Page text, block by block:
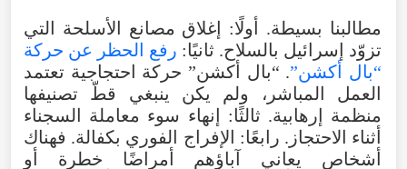
مطالبنا بسيطة. أولًا: إغلاق مصانع الأسلحة التي
تزوّد إسرائيل بالسلاح. ثانيًا: رفع الحظر عن حركة
“بال أكشن”. “بال أكشن” حركة احتجاجية تعتمد
العمل المباشر، ولم يكن ينبغي قطّ تصنيفها
منظمة إرهابية. ثالثًا: إنهاء سوء معاملة السجناء
أثناء الاحتجاز. رابعًا: الإفراج الفوري بكفالة. فهناك
أشخاص يعاني آباؤهم أمراضًا خطرة أو